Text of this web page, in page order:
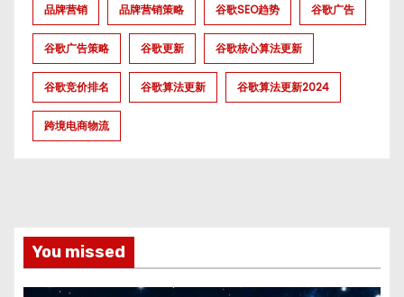
品牌营销 品牌营销策略 谷歌SEO趋势 谷歌广告
谷歌广告策略 谷歌更新 谷歌核心算法更新
谷歌竞价排名 谷歌算法更新 谷歌算法更新2024
跨境电商物流
You missed